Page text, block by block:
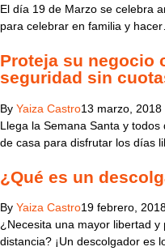
El día 19 de Marzo se celebra
para celebrar en familia y
Proteja su negocio
seguridad sin
By Yaiza Castro13 marzo, 2018
Llega la Semana Santa y
de casa para disfrutar los días
¿Qué es un
By Yaiza Castro19 febrero,
¿Necesita una mayor libertad
distancia? ¡Un descolgador es